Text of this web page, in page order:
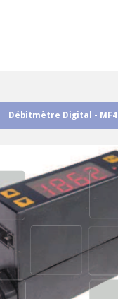
Débitmètre Digital - MF4